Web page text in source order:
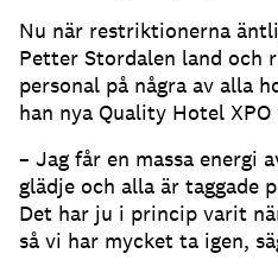
Nu när restriktionerna
Petter Stordalen land och
personal på några av alla
han nya Quality Hotel
– Jag får en massa energi
glädje och alla är taggade
Det har ju i princip varit
så vi har mycket ta igen,